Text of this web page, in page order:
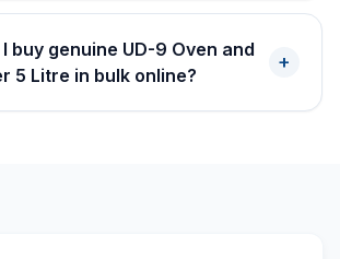
buy genuine UD-9 Oven and
5 Litre in bulk online?
+